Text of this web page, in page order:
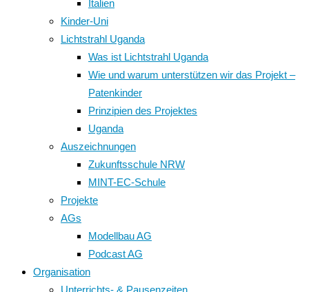
Italien
Kinder-Uni
Lichtstrahl Uganda
Was ist Lichtstrahl Uganda
Wie und warum unterstützen wir das Projekt –
Patenkinder
Prinzipien des Projektes
Uganda
Auszeichnungen
Zukunftsschule NRW
MINT-EC-Schule
Projekte
AGs
Modellbau AG
Podcast AG
Organisation
Unterrichts- & Pausenzeiten